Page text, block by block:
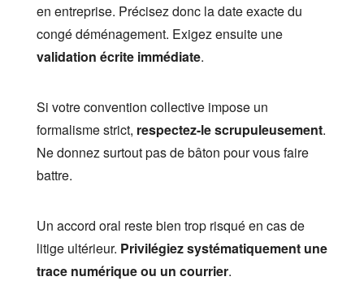
en entreprise. Précisez donc la date exacte du
congé déménagement. Exigez ensuite une
validation écrite immédiate.
Si votre convention collective impose un
formalisme strict, respectez-le scrupuleusement.
Ne donnez surtout pas de bâton pour vous faire
battre.
Un accord oral reste bien trop risqué en cas de
litige ultérieur. Privilégiez systématiquement une
trace numérique ou un courrier.